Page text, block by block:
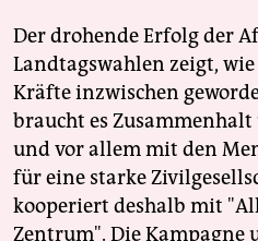
Der drohende Erfolg der
Landtagswahlen zeigt,
Kräfte inzwischen
braucht es
und vor allem mit den
für eine starke
kooperiert deshalb mit
Zentrum". Die Kampagne